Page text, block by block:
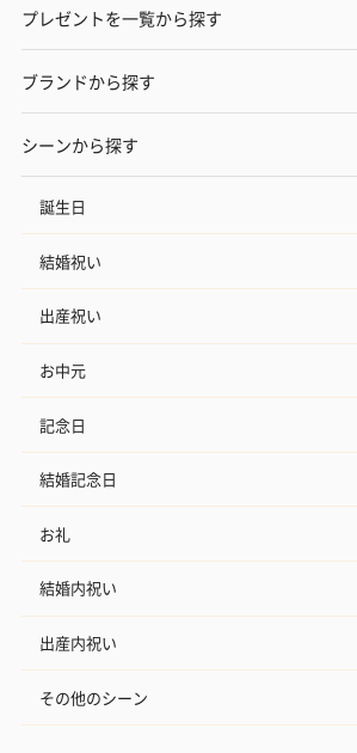
プレゼントを一覧から探す
ブランドから探す
シーンから探す
誕生日
結婚祝い
出産祝い
お中元
記念日
結婚記念日
お礼
結婚内祝い
出産内祝い
その他のシーン